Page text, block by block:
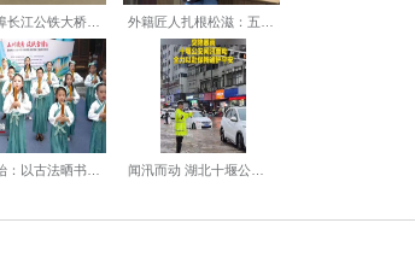
从仓储集散到环
【编辑:丁喆】